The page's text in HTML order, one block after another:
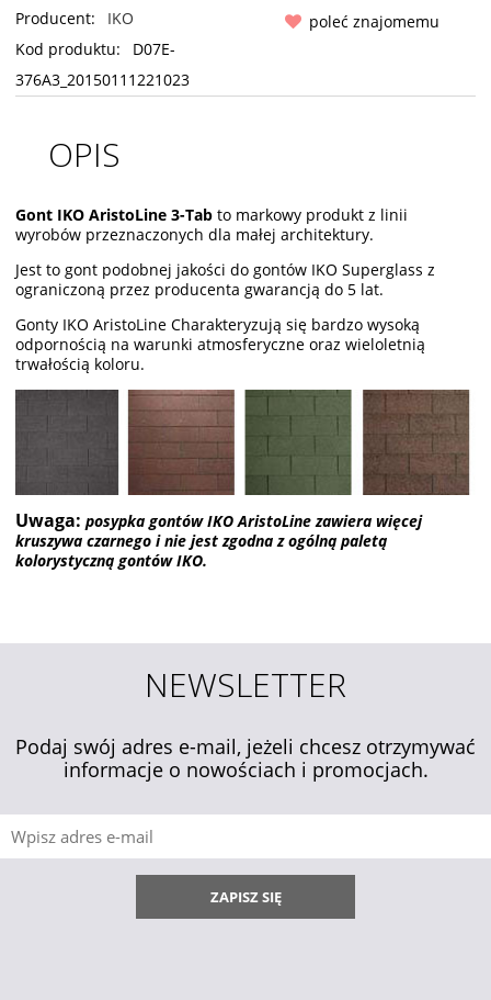
Producent:
IKO
Kod produktu:
D07E-
376A3_20150111221023
poleć znajomemu
OPIS
Gont IKO AristoLine 3-Tab to markowy produkt z linii
wyrobów przeznaczonych dla małej architektury.
Jest to gont podobnej jakości do gontów IKO Superglass z
ograniczoną przez producenta gwarancją do 5 lat.
Gonty IKO AristoLine Charakteryzują się bardzo wysoką
odpornością na warunki atmosferyczne oraz wieloletnią
trwałością koloru.
Uwaga: posypka gontów IKO AristoLine zawiera więcej
kruszywa czarnego i nie jest zgodna z ogólną paletą
kolorystyczną gontów IKO.
NEWSLETTER
Podaj swój adres e-mail, jeżeli chcesz otrzymywać
informacje o nowościach i promocjach.
ZAPISZ SIĘ